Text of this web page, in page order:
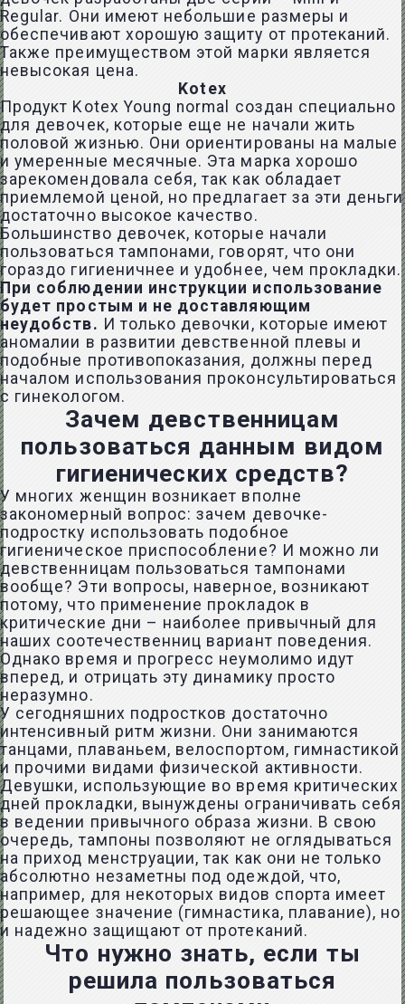
Regular. Они имеют небольшие размеры и
обеспечивают хорошую защиту от протеканий.
Также преимуществом этой марки является
невысокая цена.
Kotex
Продукт Kotex Young normal создан специально
для девочек, которые еще не начали жить
половой жизнью. Они ориентированы на малые
и умеренные месячные. Эта марка хорошо
зарекомендовала себя, так как обладает
приемлемой ценой, но предлагает за эти деньги
достаточно высокое качество.
Большинство девочек, которые начали
пользоваться тампонами, говорят, что они
гораздо гигиеничнее и удобнее, чем прокладки.
При соблюдении инструкции использование
будет простым и не доставляющим
неудобств. И только девочки, которые имеют
аномалии в развитии девственной плевы и
подобные противопоказания, должны перед
началом использования проконсультироваться
с гинекологом.
Зачем девственницам
пользоваться данным видом
гигиенических средств?
У многих женщин возникает вполне
закономерный вопрос: зачем девочке-
подростку использовать подобное
гигиеническое приспособление? И можно ли
девственницам пользоваться тампонами
вообще? Эти вопросы, наверное, возникают
потому, что применение прокладок в
критические дни – наиболее привычный для
наших соотечественниц вариант поведения.
Однако время и прогресс неумолимо идут
вперед, и отрицать эту динамику просто
неразумно.
У сегодняшних подростков достаточно
интенсивный ритм жизни. Они занимаются
танцами, плаваньем, велоспортом, гимнастикой
и прочими видами физической активности.
Девушки, использующие во время критических
дней прокладки, вынуждены ограничивать себя
в ведении привычного образа жизни. В свою
очередь, тампоны позволяют не оглядываться
на приход менструации, так как они не только
абсолютно незаметны под одеждой, что,
например, для некоторых видов спорта имеет
решающее значение (гимнастика, плавание), но
и надежно защищают от протеканий.
Что нужно знать, если ты
решила пользоваться